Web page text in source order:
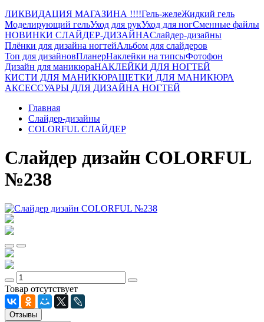
ЛИКВИДАЦИЯ МАГАЗИНА !!!!Гель-желеЖидкий гель
Моделирующий гельУход для рукУход для ногСменные файлы
НОВИНКИ СЛАЙДЕР-ДИЗАЙНАСлайдер-дизайны
Плёнки для дизайна ногтейАльбом для слайдеров
Топ для дизайновПланерНаклейки на типсыФотофон
Дизайн для маникюраНАКЛЕЙКИ ДЛЯ НОГТЕЙ
КИСТИ ДЛЯ МАНИКЮРАЩЕТКИ ДЛЯ МАНИКЮРА
АКСЕССУАРЫ ДЛЯ ДИЗАЙНА НОГТЕЙ
Главная
Слайдер-дизайны
COLORFUL СЛАЙДЕР
Слайдер дизайн COLORFUL
№238
Товар отсутствует
Отзывы